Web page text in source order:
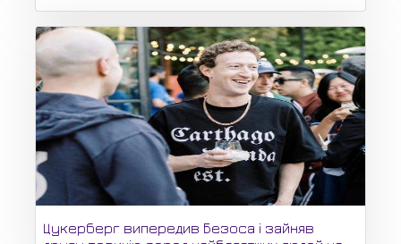
Цукерберг випередив Безоса і зайняв